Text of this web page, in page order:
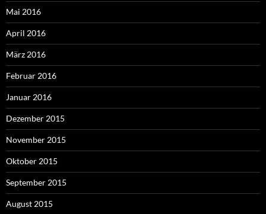
Mai 2016
April 2016
März 2016
Februar 2016
Januar 2016
Dezember 2015
November 2015
Oktober 2015
September 2015
August 2015